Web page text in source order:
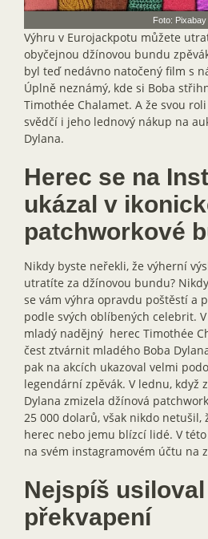
Foto: Pixabay
Výhru v Eurojackpotu můžete
obyčejnou džínovou bundu
byl teď nedávno natočený film s
Úplně neznámý, kde si Boba
Timothée Chalamet. A že svou
svědčí i jeho lednový nákup na
Dylana.
Herec se na
ukázal v
patchworkové
Nikdy byste neřekli, že výherní
utratíte za džínovou bundu?
se vám výhra opravdu poštěstí a
podle svých oblíbených celebrit.
mladý nadějný herec Timothée
čest ztvárnit mladého Boba
pak na akcích ukazoval velmi
legendární zpěvák. V lednu, když
Dylana zmizela džínová
25 000 dolarů, však nikdo netušil,
herec nebo jemu blízcí lidé. V
na svém instagramovém účtu na
Nejspíš
překvapení